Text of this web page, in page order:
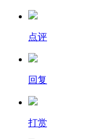
点评
回复
打赏